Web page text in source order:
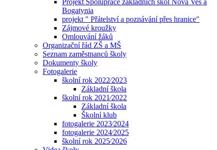
Projekt Spolupráce základních škol Nová Ves a
Bogatynia
projekt " Přátelství a poznávání přes hranice"
Zájmové kroužky
Omlouvání žáků
Organizační řád ZŠ a MŠ
Seznam zaměstnanců školy
Dokumenty školy
Fotogalerie
školní rok 2022⁄2023
Základní škola
školní rok 2021⁄2022
Základní škola
Školní klub
fotogalerie 2023⁄2024
fotogalerie 2024⁄2025
školní rok 2025⁄2026